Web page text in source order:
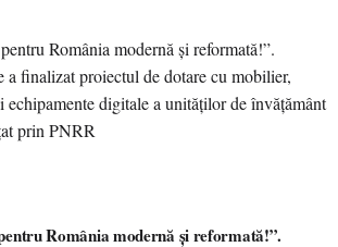
România modernă și reformată!”.